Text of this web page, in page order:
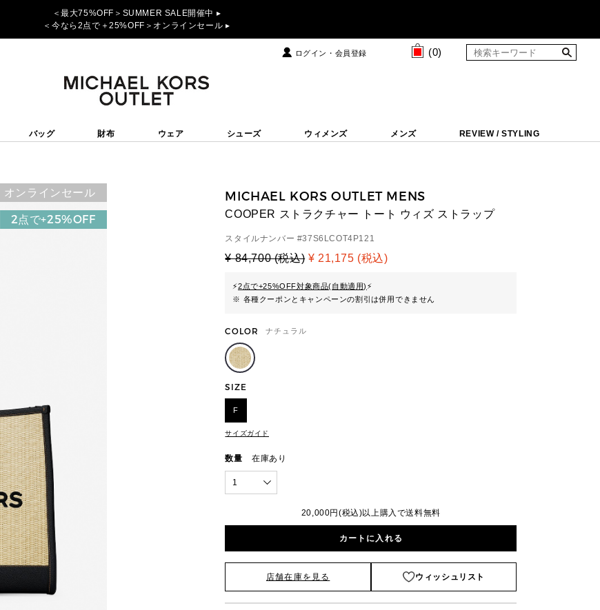
＜最大75%OFF＞SUMMER SALE開催中 ▸
＜今なら2点で＋25%OFF＞オンラインセール ▸
ログイン・会員登録 (0)
バッグ 財布 ウェア シューズ ウィメンズ メンズ REVIEW / STYLING
オンラインセール
2点で+25%OFF
MICHAEL KORS OUTLET MENS
COOPER ストラクチャー トート ウィズ ストラップ
スタイルナンバー #37S6LCOT4P121
¥ 84,700 (税込) ¥ 21,175 (税込)
⚡2点で+25%OFF対象商品(自動適用) ⚡
※ 各種クーポンとキャンペーンの割引は併用できません
COLOR ナチュラル
SIZE
F
サイズガイド
数量 在庫あり
1
20,000円(税込)以上購入で送料無料
カートに入れる
店舗在庫を見る ウィッシュリスト